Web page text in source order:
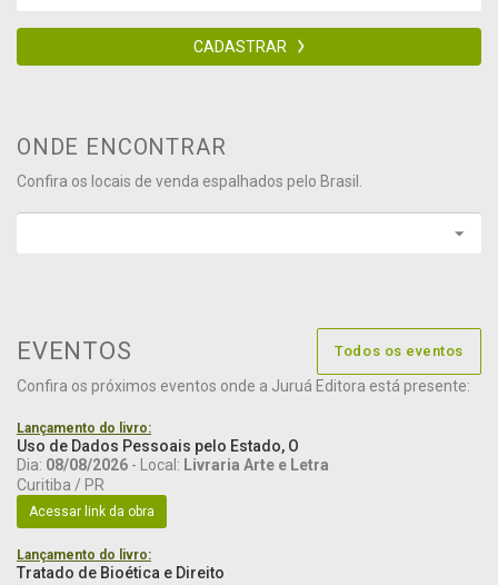
CADASTRAR
ONDE ENCONTRAR
Confira os locais de venda espalhados pelo Brasil.
EVENTOS Todos os eventos
Confira os próximos eventos onde a Juruá Editora está presente:
Lançamento do livro:
Uso de Dados Pessoais pelo Estado, O
Dia: 08/08/2026 - Local: Livraria Arte e Letra
Curitiba / PR
Acessar link da obra
Lançamento do livro:
Tratado de Bioética e Direito